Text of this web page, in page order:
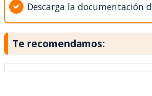
Descarga la documentación
Te recomendamos: